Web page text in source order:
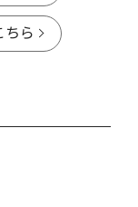
ちら